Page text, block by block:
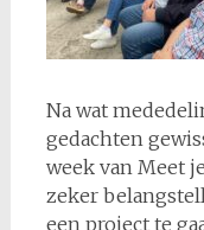
Na wat
gedachten
week van Meet
zeker
een project te